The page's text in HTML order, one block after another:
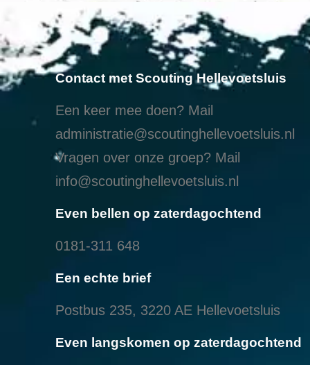
Contact met Scouting Hellevoetsluis
Een keer mee doen? Mail
administratie@scoutinghellevoetsluis.nl
Vragen over onze groep? Mail
info@scoutinghellevoetsluis.nl
Even bellen op zaterdagochtend
0181-311 648
Een echte brief
Postbus 235, 3220 AE Hellevoetsluis
Even langskomen op zaterdagochtend